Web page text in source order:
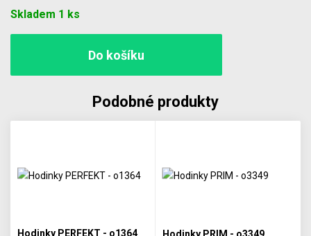
Skladem 1 ks
Podobné produkty
Hodinky PERFEKT - o1364 Hodinky PRIM - o3349